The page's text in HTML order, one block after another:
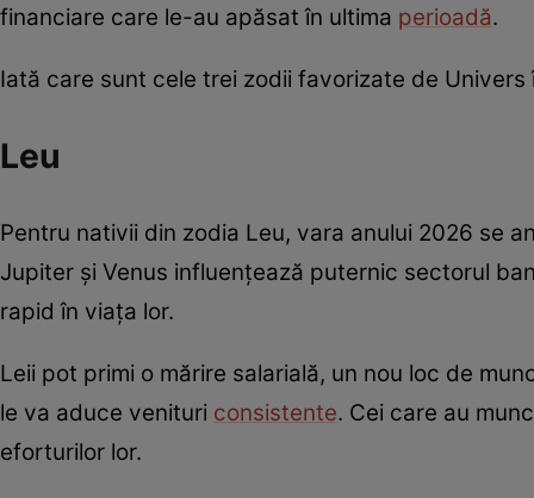
financiare care le-au apăsat în ultima perioadă.
Iată care sunt cele trei zodii favorizate de Univers
Leu
Pentru nativii din zodia Leu, vara anului 2026 se
Jupiter și Venus influențează puternic sectorul
rapid în viața lor.
Leii pot primi o mărire salarială, un nou loc de
le va aduce venituri consistente. Cei care au
eforturilor lor.